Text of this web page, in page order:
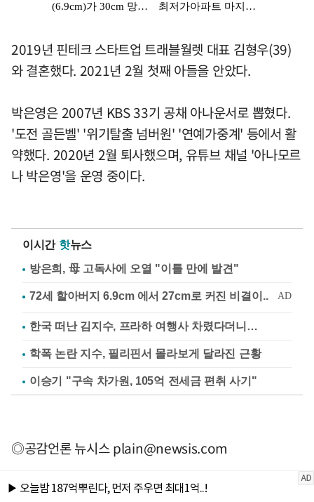
2019년 핀테크 스타트업 트래블월렛 대표 김형우(39)
와 결혼했다. 2021년 2월 첫째 아들을 안았다.
박은영은 2007년 KBS 33기 공채 아나운서로 뽑혔다.
'도전 골든벨' '위기탈출 넘버원' '연예가중계' 등에서 활
약했다. 2020년 2월 퇴사했으며, 유튜브 채널 '아나모르
나 박은영'을 운영 중이다.
이시간 핫뉴스
방은희, 母 고독사에 오열 "이틀 만에 발견"
한국 떠난 김지수, 프라하 여행사 차렸다더니…
학폭 논란 지수, 필리핀서 몰라보게 달라진 근황
이승기 "구속 차가원, 105억 전세금 편취 사기"
◎공감언론 뉴시스plain@newsis.com